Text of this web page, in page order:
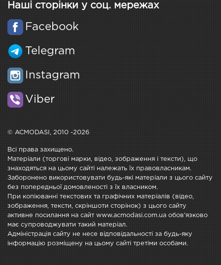
Наші сторінки у соц. мережах
Facebook
Telegram
Instagram
Viber
© ACMODASI, 2010 -2026
Всі права захищено.
Матеріали (торгові марки, відео, зображення і тексти), що
знаходяться на цьому сайті належать їх правовласникам.
Заборонено використовувати будь-які матеріали з цього сайту
без попередньої домовленості з їх власником.
При копіюванні текстових та графічних матеріалів (відео,
зображення, тексти, скріншоти сторінок) з цього сайту
активне посилання на сайт www.acmodasi.com.ua обов'язково
має супроводжувати такий матеріал.
Адміністрація сайту не несе відповідальності за будь-яку
інформацію розміщену на цьому сайті третіми особами.